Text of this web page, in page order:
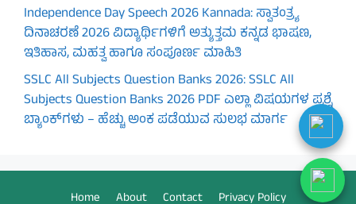
Independence Day Speech 2026 Kannada: ಸ್ವಾತಂತ್ರ್ಯ
ದಿನಾಚರಣೆ 2026 ವಿದ್ಯಾರ್ಥಿಗಳಿಗೆ ಅತ್ಯುತ್ತಮ ಕನ್ನಡ ಭಾಷಣ,
ಇತಿಹಾಸ, ಮಹತ್ವ ಹಾಗೂ ಸಂಪೂರ್ಣ ಮಾಹಿತಿ
SSLC All Subjects Question Banks 2026: SSLC All
Subjects Question Banks 2026 PDF ಎಲ್ಲಾ ವಿಷಯಗಳ ಪ್ರಶ್ನೆ
ಬ್ಯಾಂಕ್‌ಗಳು – ಹೆಚ್ಚು ಅಂಕ ಪಡೆಯುವ ಸುಲಭ ಮಾರ್ಗ
Home About Contact Privacy Policy